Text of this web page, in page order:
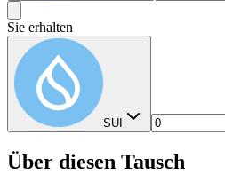
Sie erhalten
SUI
Über diesen Tausch